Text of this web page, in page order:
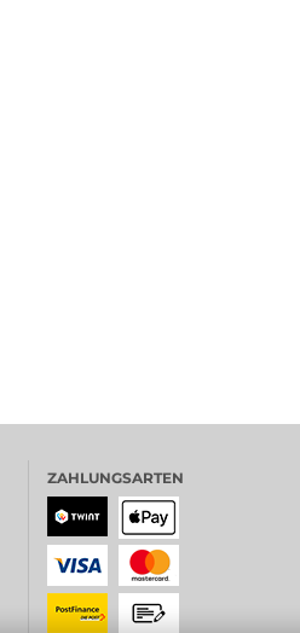
ZAHLUNGSARTEN